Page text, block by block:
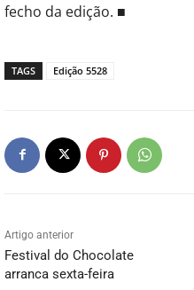
fecho da edição. ■
TAGS Edição 5528
Artigo anterior
Festival do Chocolate
arranca sexta-feira